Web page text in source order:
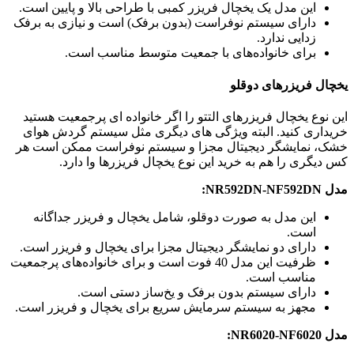
این مدل یک یخچال فریزر کمبی با طراحی بالا و پایین است.
دارای سیستم نوفراست (بدون برفک) است و نیازی به برفک
زدایی ندارد.
برای خانواده‌های با جمعیت متوسط مناسب است.
یخچال فریزرهای دوقلو
این نوع یخچال فریزرهای التتو را اگر خانواده ای پرجمعیت هستید
خریداری کنید. البته ویژگی های دیگری مثل سیستم گردش هوای
خشک، نمایشگر دیجیتال مجزا و سیستم نوفراست ممکن است هر
کس دیگری را هم به خرید این نوع یخچال فریزرها وا دارد.
مدل NR592DN-NF592DN:
این مدل به صورت دوقلو، شامل یخچال و فریزر جداگانه
است.
دارای دو نمایشگر دیجیتال مجزا برای یخچال و فریزر است.
ظرفیت این مدل 40 فوت است و برای خانواده‌های پرجمعیت
مناسب است.
دارای سیستم بدون برفک و یخ‌ساز دستی است.
مجهز به سیستم سرمایش سریع برای یخچال و فریزر است.
مدل NR6020-NF6020: